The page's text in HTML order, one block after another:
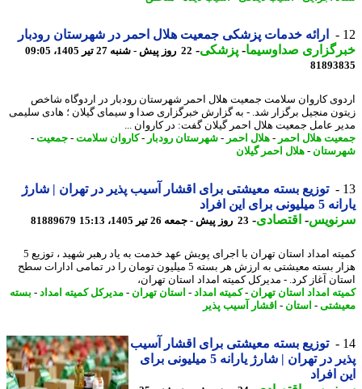
ارائه خدمات پزشکی جمعیت هلال احمر در شهرستان رودبار
صداوسیما-پزشکی-22 روز پیش - شنبه 27 تیر 1405، 09:05
کاروان سلامت جمعیت هلال احمر شهرستان رودبار در اردوگاه شاخص
منجیل برگزار شد. - به گزارش خبرگزاری صدا و سیمای گیلان ؛ هادی سلیمی
عامل جمعیت هلال احمر گیلان گفت: در کاروان ...
هلال احمر -هلال احمر -شهرستان رودبار-کاروان سلامت-جمعیت-
-هلال احمر گیلان
توزیع بسته معیشتی برای اقشار آسیب پذیر در تهران | شارژ
برای این افراد
-اقتصادی-23 روز پیش - جمعه 26 تیر 1405، 15:13 81889679
کمیته امداد استان تهران با اجرای پویش عهد خدمت به یاد رهبر شهید ، توزیع 5
هزار بسته معیشتی به ارزش هر بسته 5 میلیون تومان را در تمامی ادارات سطح
آغاز کرد. - مدیرکل کمیته امداد استان تهران،
امداد استان تهران- کمیته امداد -استان تهران- مدیرکل کمیته امداد -بسته
-استان-اقشار آسیب پذیر
توزیع بسته معیشتی برای اقشار آسیب
پذیر در تهران | شارژ یارانه 5 میلیونی برای
افراد